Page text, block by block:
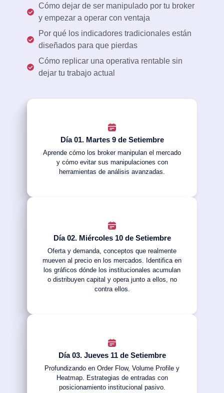
Cómo dejar de ser manipulado por tu broker
y empezar a operar con ventaja
Por qué los indicadores tradicionales están
diseñados para que pierdas
Cómo replicar una operativa rentable sin
dejar tu trabajo actual
Día 01. Martes 9 de Setiembre
Aprende cómo los broker manipulan el mercado
y cómo evitar sus manipulaciones con
herramientas de análisis avanzadas.
Día 02. Miércoles 10 de Setiembre
Oferta y demanda, conceptos que realmente
mueven al precio en los mercados. Identifica en
los gráficos dónde los institucionales acumulan
o distribuyen capital y opera junto a ellos, no
contra ellos.
Día 03. Jueves 11 de Setiembre
Profundizando en Order Flow, Volume Profile y
Heatmap. Estrategias de entradas con
posicionamiento institucional pasivo.